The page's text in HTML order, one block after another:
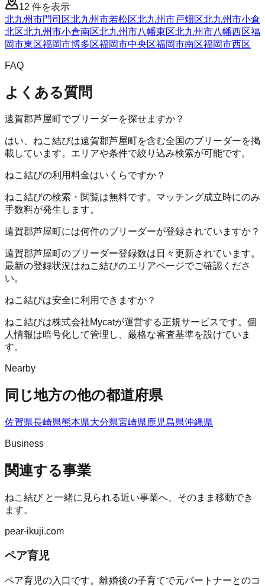
12 件を表示
北九州市門司区北九州市若松区北九州市戸畑区北九州市小倉
北区北九州市小倉南区北九州市八幡東区北九州市八幡西区福
岡市東区福岡市博多区福岡市中央区福岡市南区福岡市西区
FAQ
よくある質問
遠賀郡芦屋町でブリーダーを探せますか？
はい、ねこ結びは遠賀郡芦屋町を含む全国のブリーダーを掲
載しています。エリアや条件で絞り込み検索が可能です。
ねこ結びの利用料金はいくらですか？
ねこ結びの検索・閲覧は無料です。マッチング成立時にのみ
手数料が発生します。
遠賀郡芦屋町には何件のブリーダーが登録されていますか？
遠賀郡芦屋町のブリーダー登録数は日々更新されています。
最新の登録状況はねこ結びのエリアページでご確認くださ
い。
ねこ結びは安全に利用できますか？
ねこ結びは株式会社Mycatが運営する正規サービスです。個
人情報は暗号化して管理し、厳格な審査基準を設けていま
す。
Nearby
同じ地方の他の都道府県
佐賀県長崎県熊本県大分県宮崎県鹿児島県沖縄県
Business
関連する事業
ねこ結びと一緒に見られる近い事業へ、そのまま移動でき
ます。
pear-ikuji.com
ペア育児
ペア育児の入口です。離婚後の子育てで元パートナーとのコ